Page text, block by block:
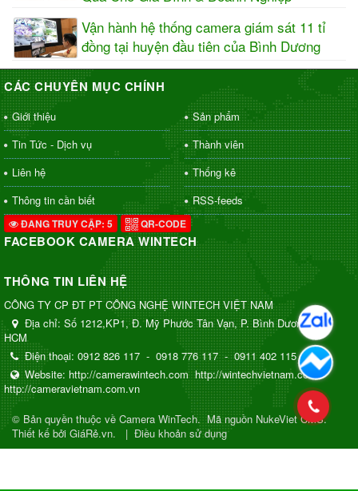
Vận hành hệ thống camera giám sát 11 tỉ
đồng tại huyện đầu tiên của Bình Dương
CÁC CHUYÊN MỤC CHÍNH
Giới thiệu
Sản phẩm
Tin Tức - Dịch vụ
Thành viên
Liên hệ
Thống kê
Thông tin cần biết
RSS-feeds
ĐANG TRUY CẬP: 5 QR-CODE
FACEBOOK CAMERA WINTECH
THÔNG TIN LIÊN HỆ
CÔNG TY CP ĐT PT CÔNG NGHỆ WINTECH VIỆT NAM
Địa chỉ: Số 1212,KP1, Đ. Mỹ Phước Tân Vạn, P. Bình Dương, TP.
HCM
Điện thoại: 0912 826 117 - 0918 776 117 - 0911 402 115
Website: http://camerawintech.com http://wintechvietnam.com
http://cameravietnam.com.vn
© Bản quyền thuộc về Camera WinTech.Mã nguồn NukeViet CMS.
Thiết kế bởi GiáRẻ.vn.
| Điều khoản sử dụng